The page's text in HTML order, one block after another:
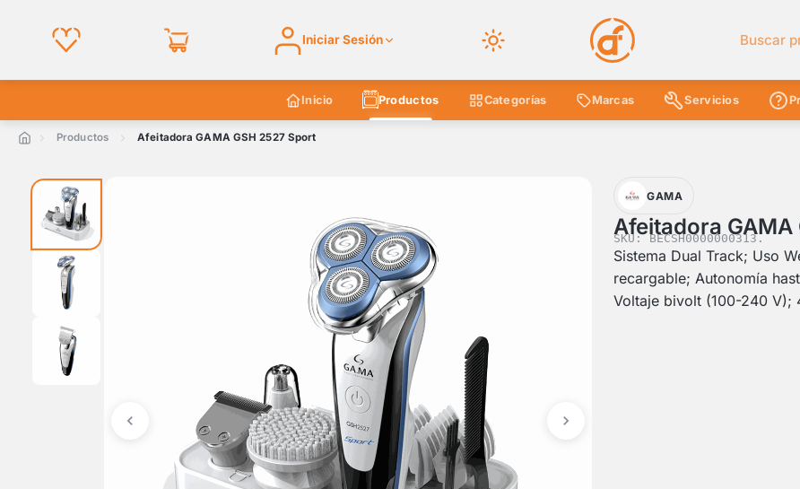
Iniciar Sesión Buscar
Inicio Productos Categorías Marcas Servicios
Productos Afeitadora GAMA GSH 2527 Sport
GAMA
Afeitadora
SKU: BECSH0000000313.
Sistema Dual Track; Uso
recargable; Autonomía
Voltaje bivolt (100-240 V);